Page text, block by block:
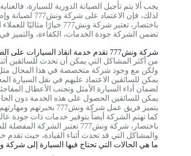
يجب ألا يتم تأجيل الصيانة الدورية للسيارة،
لذلك، فإن الاعتماد على شركة ونش777 لصيانة وإصلاح سيارتك هو خيار حكيم يضمن لك الحفاظ على قيمة سيارتك وتأمين سلامتك أثناء قيادتها.
باختصار، تعتبر شركة ونش777 خيارًا مثاليًا للعملاء الذين يبحثون عن خدمات الصيانة والإصلاح الموثوقة والمحترفة لسياراتهم في الكويت
تضمن الشركة جودة الخدمات، الكفاءة، والتميز في
شركة ونش777 تقدم خدمة انقاذ السيارات على الطرق
من أكثر المشاكل التي يمكن أن تحدث للسائقين
ولكن مع وجود شركة متخصصة في هذا المجال مثل
يمكن للسائقين الاعتماد عليهم في نقل السيارة
لضمان أداء السيارة الأمثل وتجنب الأعطال
يمكن للسائقين الحصول على هذه الخدمة دون
يتميز فريق عمل شركة ونش777 بخبرتهم ومهارتهم في تقديم خدمات الطريق بكفاءة عالية وأمان للعملاء
كما تهتم الشركة أيضاً بتوفير خدمات ذات جودة
باختصار، شركة ونش777 تعتبر الشركة المفضلة للسائقين في حالات الطوارئ
والمشاكل التي قد تحدث أثناء القيادة، حيث تقدم
ما هي الحالات التي تحتاج فيها السيارة إلى